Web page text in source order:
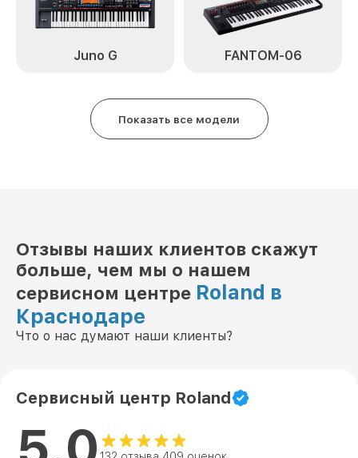
Juno G FANTOM-06
Показать все модели
Отзывы наших клиентов скажут
больше, чем мы о нашем
сервисном центре Roland в
Краснодаре
Что о нас думают наши клиенты?
Сервисный центр Roland